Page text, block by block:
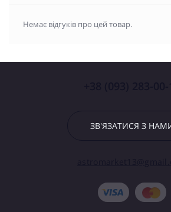
Немає відгуків про цей товар.
ЗВ'ЯЗАТИСЯ З